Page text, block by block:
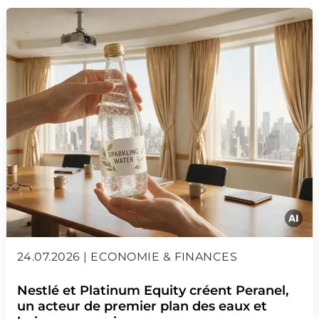
24.07.2026 | ECONOMIE & FINANCES
Nestlé et Platinum Equity créent Peranel,
un acteur de premier plan des eaux et